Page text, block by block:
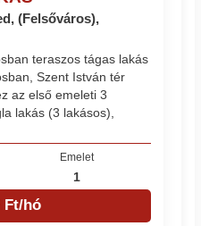
(Felsőváros),
teraszos tágas lakás
Szent István tér
az első emeleti 3
lakás (3 lakásos),
Emelet
1
Ft/hó